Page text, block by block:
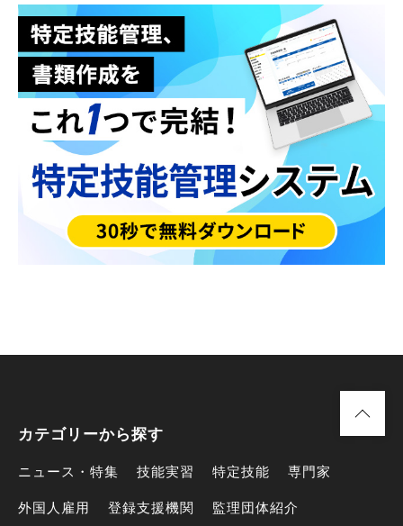
カテゴリーから探す
ニュース・特集 技能実習 特定技能
専門家
外国人雇用
登録支援機関
監理団体紹介